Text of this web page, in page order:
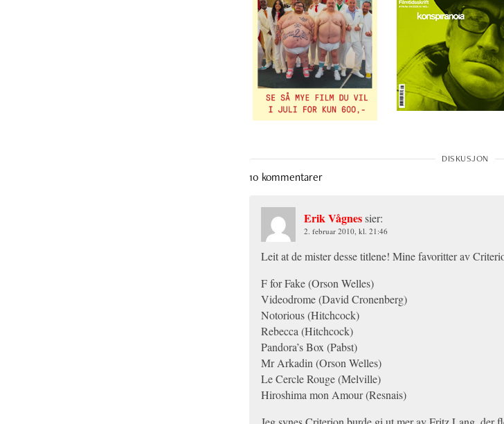
10 kommentarer
Erik Vågnessier:
2. februar 2010, kl. 21:46
Leit at de mister desse titlene! Mine favoritter av
F for Fake (Orson Welles)
Videodrome (David Cronenberg)
Notorious (Hitchcock)
Rebecca (Hitchcock)
Pandora’s Box (Pabst)
Mr Arkadin (Orson Welles)
Le Cercle Rouge (Melville)
Hiroshima mon Amour (Resnais)